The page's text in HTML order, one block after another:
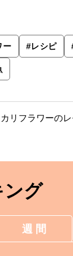
ー #レシピ
カリフラワーの
ング
週 間